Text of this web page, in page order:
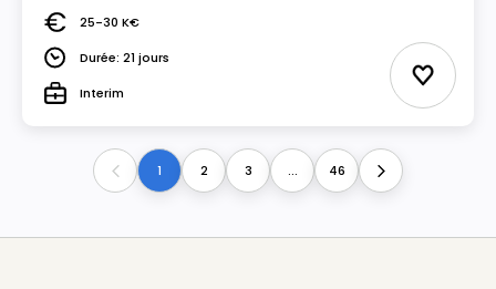
Salaire25-30 K€
DuréeDurée: 21 jours
TypeInterim Ajouter
Previous1 2 3 ... 46 Next